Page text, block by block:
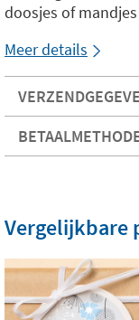
doosjes of
Meer details
Vergelijkbare